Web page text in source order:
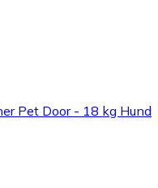
Pet Door - 18 kg Hund